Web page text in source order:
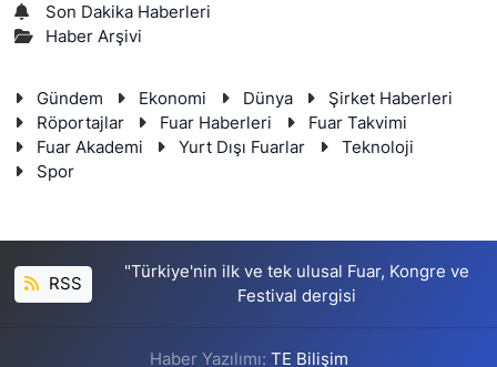
Son Dakika Haberleri
Haber Arşivi
Gündem Ekonomi Dünya
Şirket Haberleri
Röportajlar
Fuar Haberleri
Fuar Takvimi
Fuar Akademi
Yurt Dışı Fuarlar
Teknoloji
Spor
RSS
"Türkiye'nin ilk ve tek ulusal Fuar, Kongre ve
Festival dergisi
Haber Yazılımı: TE Bilişim